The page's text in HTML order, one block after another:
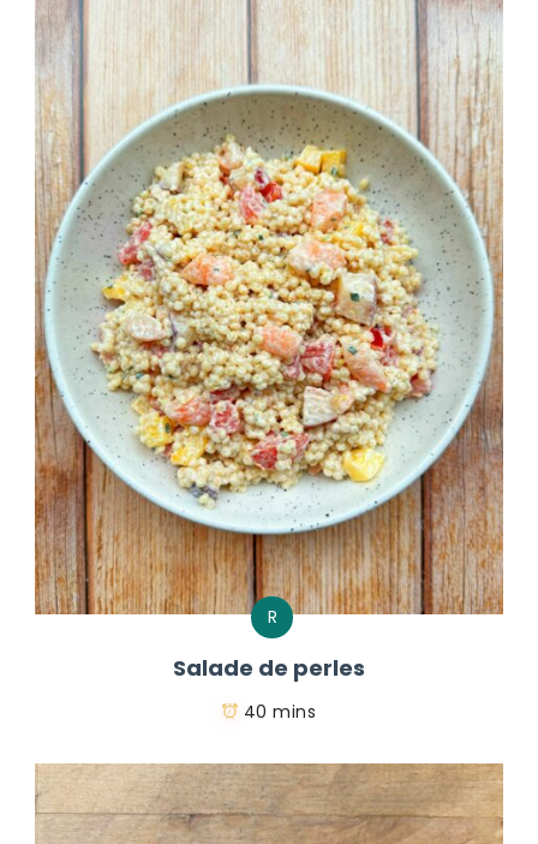
R
Salade de perles
40 mins